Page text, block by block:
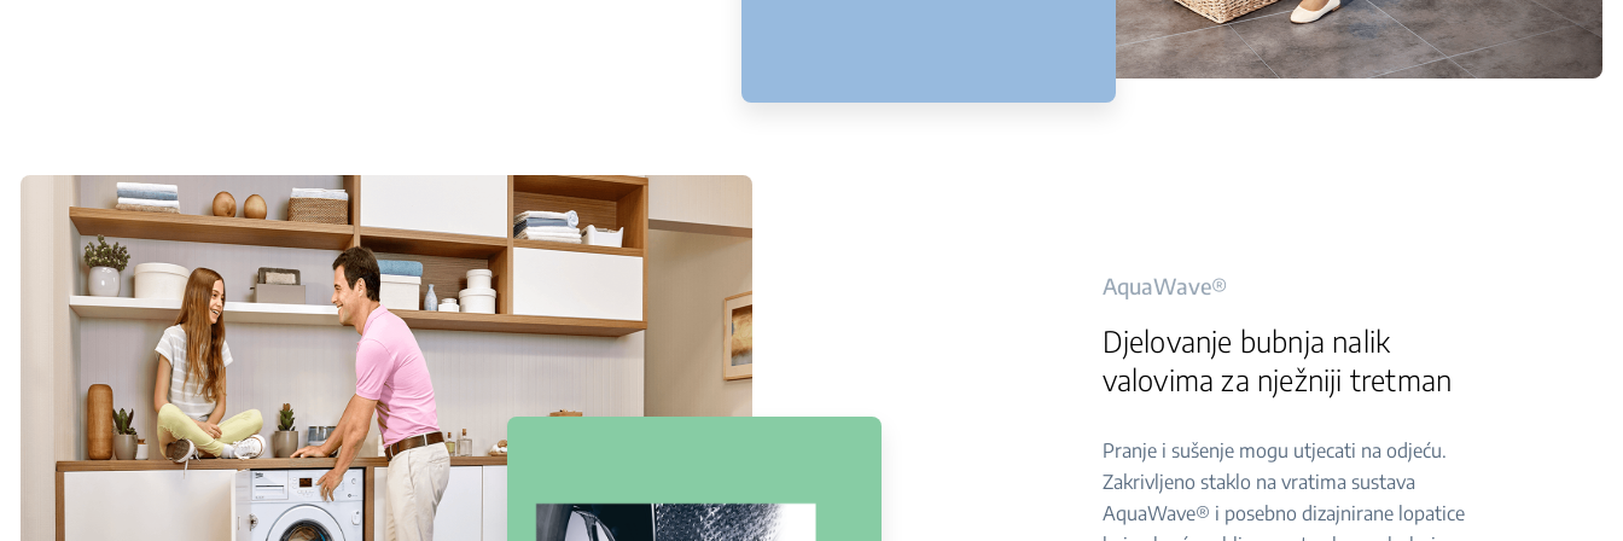
AquaWave®
Djelovanje bubnja nalik
valovima za nježniji tretman
Pranje i sušenje mogu utjecati na odjeću.
Zakrivljeno staklo na vratima sustava
AquaWave® i posebno dizajnirane lopatice